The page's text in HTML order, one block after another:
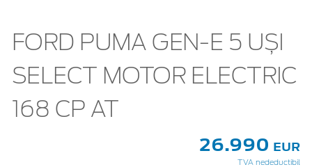
FORD PUMA GEN-E 5 UȘI
SELECT MOTOR ELECTRIC
168 CP AT
26.990 EUR
TVA nedeductibil